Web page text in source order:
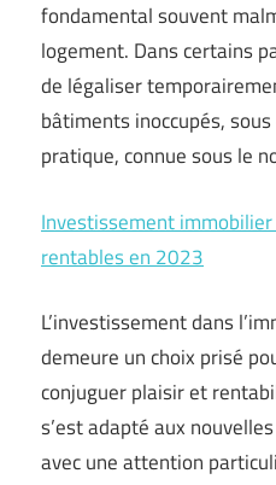
fondamental souvent
logement. Dans certains
de légaliser
bâtiments inoccupés,
pratique, connue sous le
Investissement
rentables en 2023
L’investissement dans
demeure un choix prisé
conjuguer plaisir et
s’est adapté aux
avec une attention